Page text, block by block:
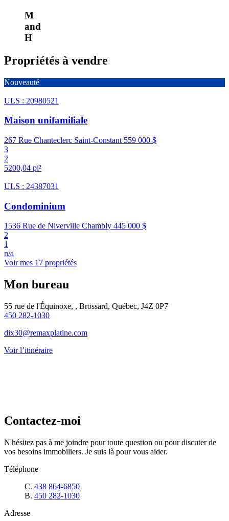
M
and
H
Propriétés à vendre
Nouveauté
ULS : 20980521
Maison unifamiliale
267 Rue Chanteclerc Saint-Constant 559 000 $
3
2
5200,04 pi²
ULS : 24387031
Condominium
1536 Rue de Niverville Chambly 445 000 $
2
1
n/a
Voir mes 17 propriétés
Mon bureau
55 rue de l'Équinoxe, , Brossard, Québec, J4Z 0P7
450 282-1030
dix30@remaxplatine.com
Voir l’itinéraire
Contactez-moi
N'hésitez pas à me joindre pour toute question ou pour discuter de
vos besoins immobiliers. Je suis là pour vous aider.
Téléphone
C. 438 864-6850
B. 450 282-1030
Adresse